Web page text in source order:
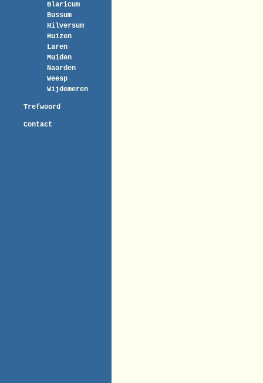
Blaricum
Bussum
Hilversum
Huizen
Laren
Muiden
Naarden
Weesp
Wijdemeren
Trefwoord
Contact